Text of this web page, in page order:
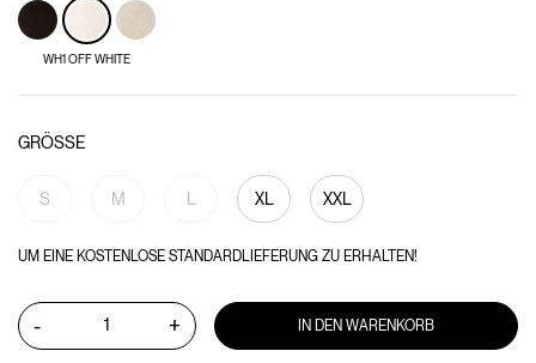
WH1 OFF WHITE
GRÖSSE
S M XL XXL
UM EINE KOSTENLOSE STANDARDLIEFERUNG ZU ERHALTEN!
- + IN DEN WARENKORB